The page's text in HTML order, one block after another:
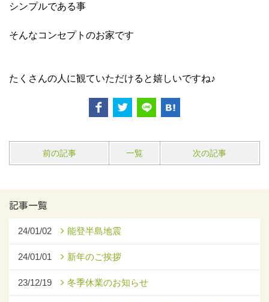
シンプルである事
そんなコンセプトのお家です
たくさんの人に観ていただけると嬉しいですね♪
前の記事 一覧 次の記事
記事一覧
24/01/02 能登半島地震
24/01/01 新年のご挨拶
23/12/19 冬季休業のお知らせ